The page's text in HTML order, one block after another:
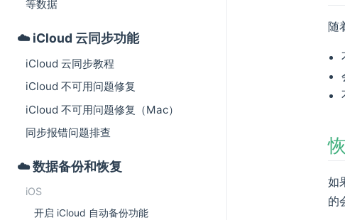
等数据
☁️ iCloud 云同步功能
iCloud 云同步教程
iCloud 不可用问题修复
iCloud 不可用问题修复（Mac）
同步报错问题排查
☁️ 数据备份和恢复
iOS
开启 iCloud 自动备份功能
随
如
的